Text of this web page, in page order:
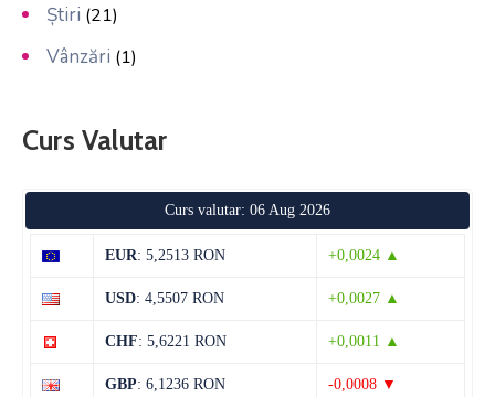
Știri (21)
Vânzări (1)
Curs Valutar
Curs valutar: 06 Aug 2026
EUR: 5,2513 RON +0,0024 ▲
USD: 4,5507 RON +0,0027 ▲
CHF: 5,6221 RON +0,0011 ▲
GBP: 6,1236 RON -0,0008 ▼